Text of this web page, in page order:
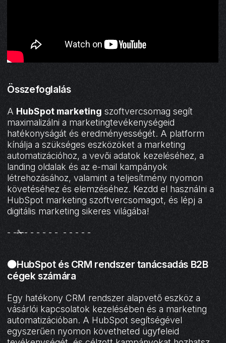
Összefoglalás
A HubSpot marketing szoftvercsomag segít
maximalizálni a marketingtevékenységeid
hatékonyságát és eredményességét. A platform
kínálja a szükséges eszközöket a marketing
automatizációhoz, a vevői adatok kezeléséhez, a
landing oldalak és az e-mail kampányok
létrehozásához, valamint a teljesítmény nyomon
követéséhez és elemzéséhez. Kezdd el használni a
HubSpot marketing szoftvercsomagot, és lépj a
digitális marketing sikeres világába!
- -✁- - - - - - - - - - -
🟠HubSpot és CRM rendszer tanácsadás B2B
cégek számára
Egy hatékony CRM rendszer alapvető eszköz a
vásárlói kapcsolatok kezelésében és a marketing
automatizációban. A HubSpot segítségével
egyszerűen nyomon követheted ügyfeleid